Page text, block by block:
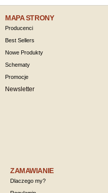
MAPA STRONY
Producenci
Best Sellers
Nowe Produkty
Schematy
Promocje
Newsletter
ZAMAWIANIE
Dlaczego my?